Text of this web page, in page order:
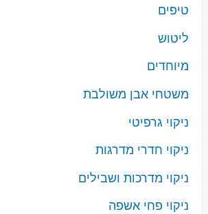
טיפים
ליטוש
מיוחדים
משטחי אבן משולבת
ניקוי גרפיטי
ניקוי חדרי מדרגות
ניקוי מדרכות ושבילים
ניקוי פחי אשפה